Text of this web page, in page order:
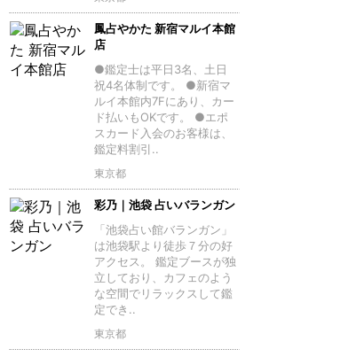
鳳占やかた 新宿マルイ本館
店
●鑑定士は平日3名、土日
祝4名体制です。 ●新宿マ
ルイ本館内7Fにあり、カー
ド払いもOKです。 ●エポ
スカード入会のお客様は、
鑑定料割引..
東京都
彩乃｜池袋 占いバランガン
「池袋占い館バランガン」
は池袋駅より徒歩７分の好
アクセス。 鑑定ブースが独
立しており、カフェのよう
な空間でリラックスして鑑
定でき..
東京都